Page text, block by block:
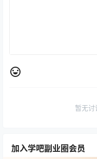
暂无讨
加入学吧副业圈会员